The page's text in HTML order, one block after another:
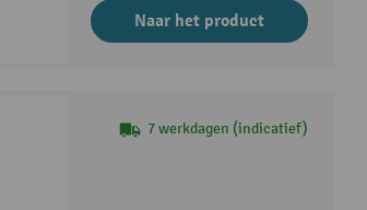
Naar het product
7 werkdagen (indicatief)